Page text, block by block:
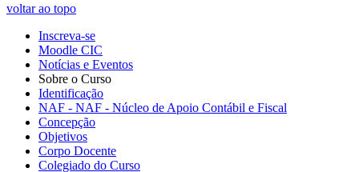
voltar ao topo
Inscreva-se
Moodle CIC
Notícias e Eventos
Sobre o Curso
Identificação
NAF - NAF - Núcleo de Apoio Contábil e Fiscal
Concepção
Objetivos
Corpo Docente
Colegiado do Curso